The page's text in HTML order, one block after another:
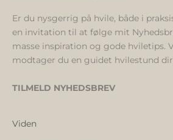
Er du nysgerrig på hvile, både i
en invitation til at følge mit
masse inspiration og gode hviletips.
modtager du en guidet hvilestund
TILMELD NYHEDSBREV
Viden